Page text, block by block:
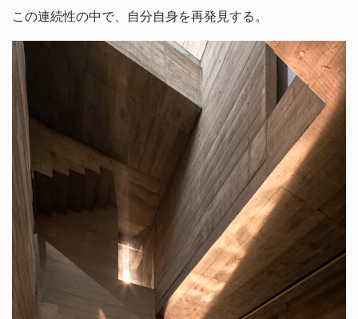
この連続性の中で、自分自身を再発見する。